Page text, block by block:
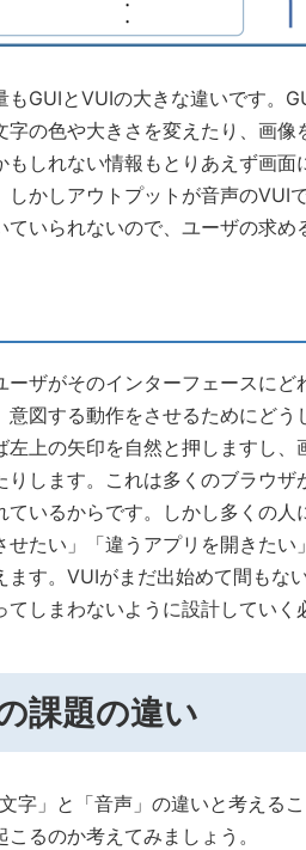
もGUIとVUIの大きな違いです。
字の色や大きさを変えたり、画
もしれない情報もとりあえず画
しかしアウトプットが音声のVUI
いられないので、ユーザの求め
ーザがそのインターフェースに
意図する動作をさせるためにど
左上の矢印を自然と押しますし
りします。これは多くのブラウ
ているからです。しかし多くの
せたい」「違うアプリを開きた
ます。VUIがまだ出始めて間もな
しまわないように設計していく
課題の違い
字」と「音声」の違いと考える
るのか考えてみましょう。